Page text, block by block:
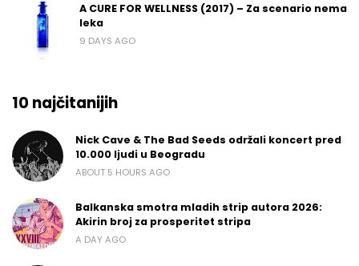
A CURE FOR WELLNESS (2017) – Za scenario nema
leka
9 DAYS AGO
10 najčitanijih
Nick Cave & The Bad Seeds održali koncert pred
10.000 ljudi u Beogradu
ABOUT 5 HOURS AGO
Balkanska smotra mladih strip autora 2026:
Akirin broj za prosperitet stripa
A DAY AGO